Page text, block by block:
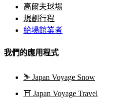
高爾夫球場
規劃行程
給場館業者
我們的應用程式
⛷️ Japan Voyage Snow
⛩️ Japan Voyage Travel